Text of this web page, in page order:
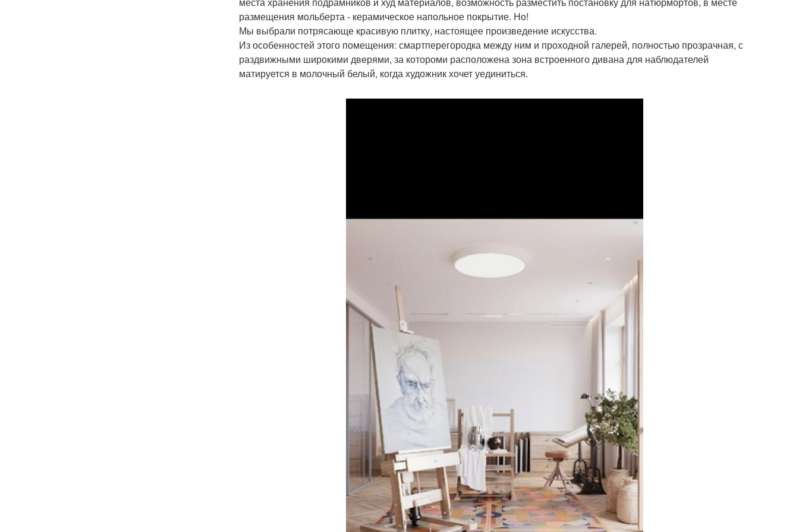
размещения мольберта - керамическое напольное покрытие. Но!
Мы выбрали потрясающе красивую плитку, настоящее произведение искусства.
Из особенностей этого помещения: смартперегородка между ним и проходной галерей, полностью прозрачная, с
раздвижными широкими дверями, за котороми расположена зона встроенного дивана для наблюдателей
матируется в молочный белый, когда художник хочет уединиться.